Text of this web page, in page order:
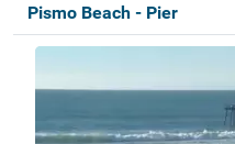
Pismo Beach - Pier